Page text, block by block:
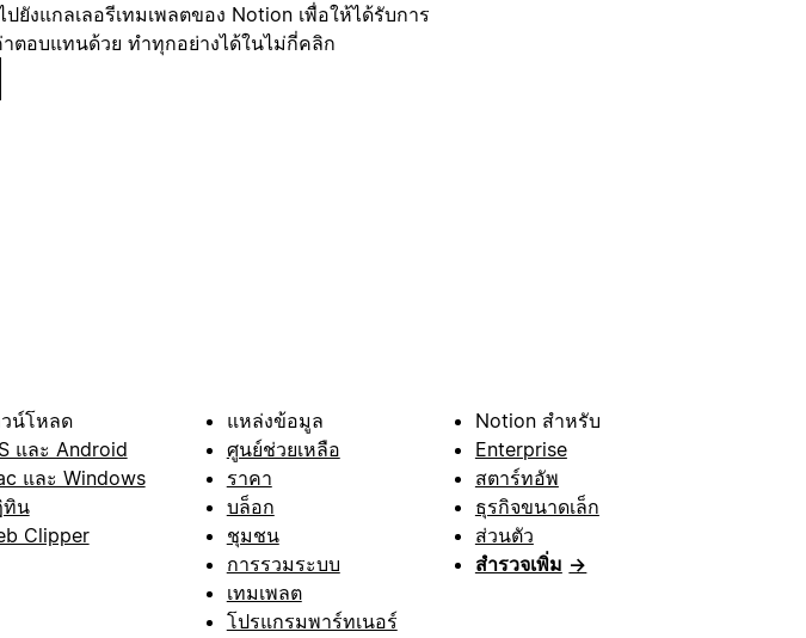
ยังแกลเลอรีเทมเพลตของ Notion เพื่อให้ได้รับการ
ตอบแทนด้วย ทำทุกอย่างได้ในไม่กี่คลิก
น์โหลด
และ Android
และ Windows
น
Clipper
แหล่งข้อมูล
ศูนย์ช่วยเหลือ
ราคา
บล็อก
ชุมชน
การรวมระบบ
เทมเพลต
โปรแกรมพาร์ทเนอร์
Notion สำหรับ
Enterprise
สตาร์ทอัพ
ธุรกิจขนาดเล็ก
ส่วนตัว
สำรวจเพิ่ม →